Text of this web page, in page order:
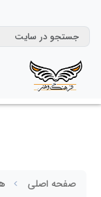
صفحه اصلی